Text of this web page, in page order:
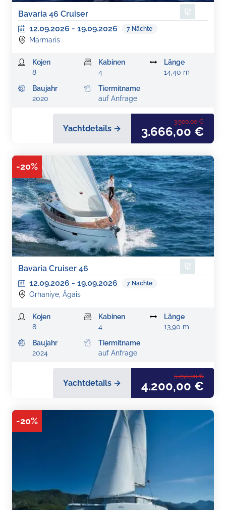
Bavaria 46 Cruiser
12.09.2026 - 19.09.2026 7 Nächte
Marmaris
Kojen
8
Kabinen
4
Länge
14,40 m
Baujahr
2020
Tiermitname
auf Anfrage
Yachtdetails →
3.900,00 €
3.666,00 €
-20%
Bavaria Cruiser 46
12.09.2026 - 19.09.2026 7 Nächte
Orhaniye, Ägäis
Kojen
8
Kabinen
4
Länge
13,90 m
Baujahr
2024
Tiermitname
auf Anfrage
Yachtdetails →
5.250,00 €
4.200,00 €
-20%